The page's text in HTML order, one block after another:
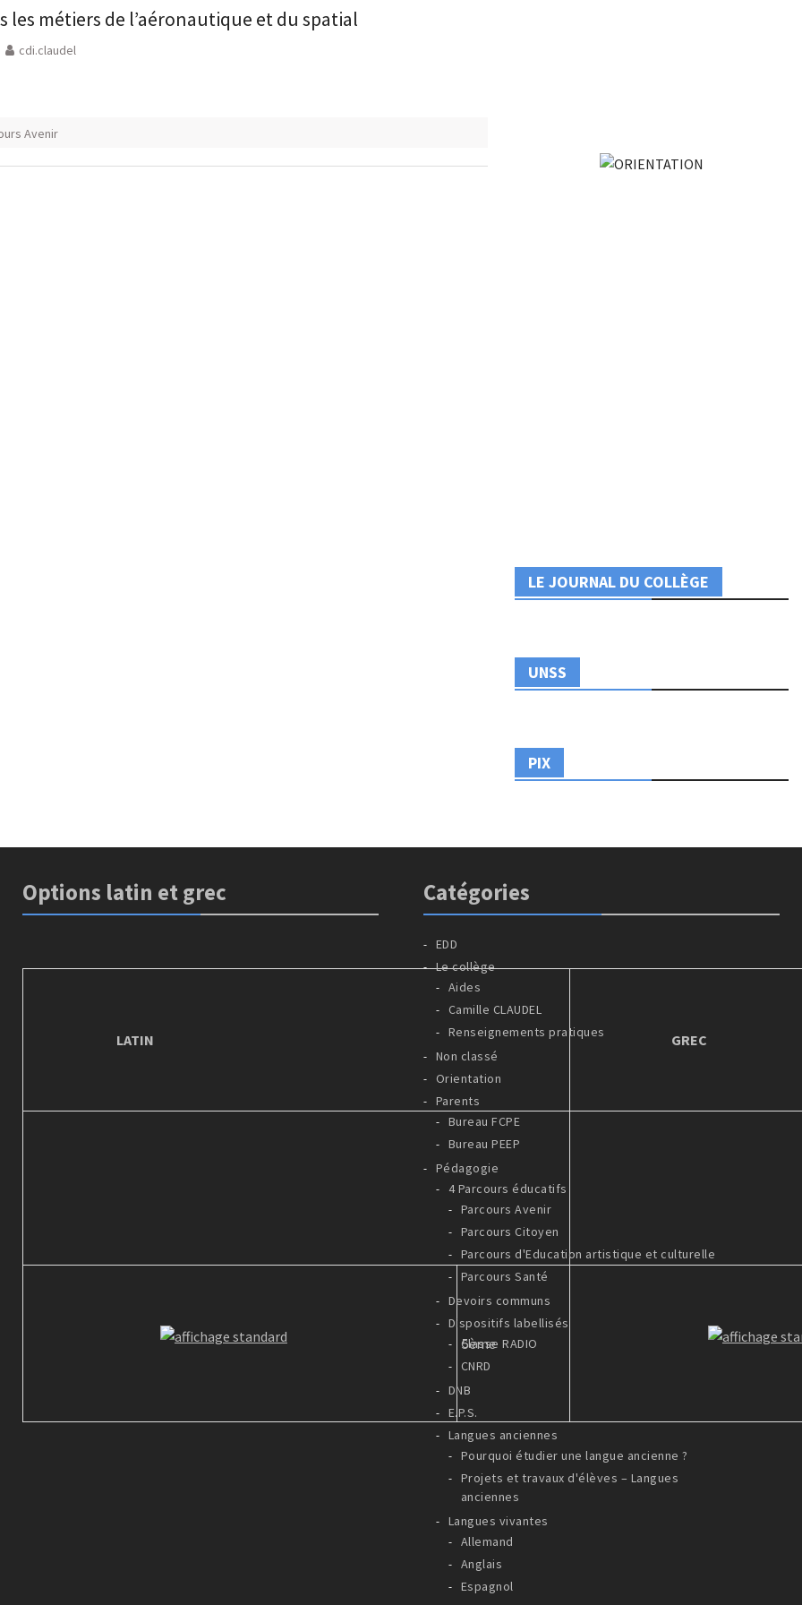
les métiers de l’aéronautique et du spatial
cdi.claudel
Avenir
LE JOURNAL DU COLLÈGE
UNSS
PIX
Options latin et grec
LATIN GREC
5ème
Catégories
EDD
Le collège
Aides
Camille CLAUDEL
Renseignements pratiques
Non classé
Orientation
Parents
Bureau FCPE
Bureau PEEP
Pédagogie
4 Parcours éducatifs
Parcours Avenir
Parcours Citoyen
Parcours d'Education artistique et culturelle
Parcours Santé
Devoirs communs
Dispositifs labellisés
Classe RADIO
CNRD
DNB
E.P.S.
Langues anciennes
Pourquoi étudier une langue ancienne ?
Projets et travaux d'élèves – Langues
anciennes
Langues vivantes
Allemand
Anglais
Espagnol